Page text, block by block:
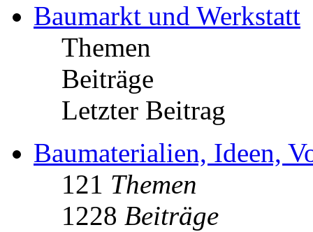
Baumarkt und Werkstatt
Themen
Beiträge
Letzter Beitrag
Baumaterialien, Ideen,
121 Themen
1228 Beiträge